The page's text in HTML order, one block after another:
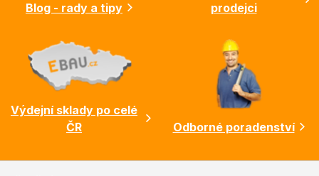
Blog - rady a tipy
prodejci
Výdejní sklady po celé
ČR
Odborné poradenství